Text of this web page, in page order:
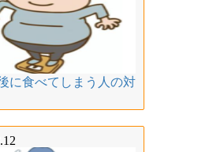
に食べてしまう人の対